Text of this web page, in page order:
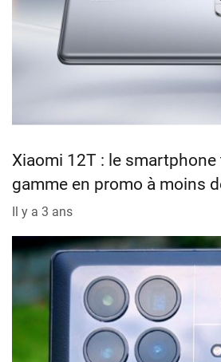
Xiaomi 12T : le
gamme en promo à moins
Il y a 3 ans